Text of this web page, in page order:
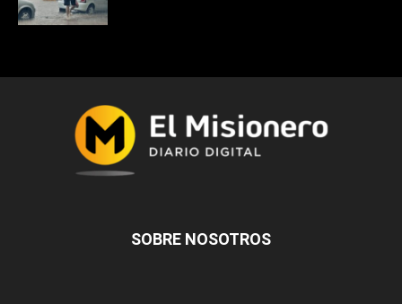
SOBRE NOSOTROS